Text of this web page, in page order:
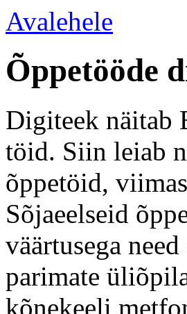
Avalehele
Õppetööde
Digiteek näitab
töid. Siin leiab
õppetöid,
Sõjaeelseid
väärtusega
parimate
kõnekeeli